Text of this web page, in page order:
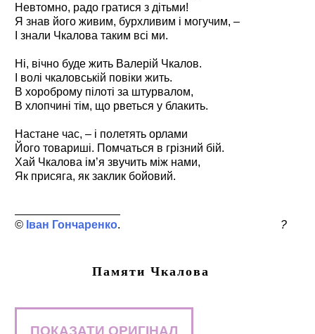
Невтомно, радо гратися з дітьми!
Я знав його живим, бурхливим і могучим, –
І знали Чкалова таким всі ми.
Ні, вічно буде жить Валерій Чкалов.
І волі чкаловській повіки жить.
В хороброму пілоті за штурвалом,
В хлопчині тім, що рветься у блакить.
Настане час, – і полетять орлами
Його товариші. Помчаться в грізний бій.
Хай Чкалова ім’я звучить між нами,
Як присяга, як заклик бойовий.
Іван Гончаренко ?
Памяти Чкалова
ПОКАЗАТИ ОРИГІНАЛ